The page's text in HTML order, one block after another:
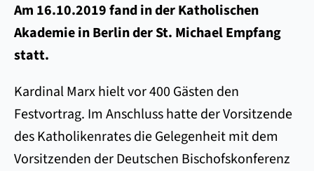
Am 16.10.2019 fand in der Katholischen
Akademie in Berlin der St. Michael Empfang
statt.
Kardinal Marx hielt vor 400 Gästen den
Festvortrag. Im Anschluss hatte der Vorsitzende
des Katholikenrates die Gelegenheit mit dem
Vorsitzenden der Deutschen Bischofskonferenz